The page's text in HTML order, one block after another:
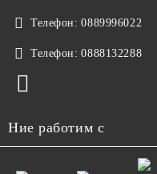
Телефон: 0889996022
Телефон: 0888132288
Ние работим с